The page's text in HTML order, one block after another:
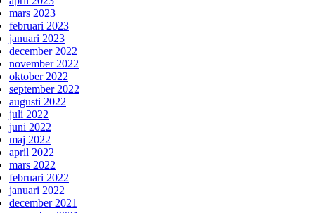
mars 2023
februari 2023
januari 2023
december 2022
november 2022
oktober 2022
september 2022
augusti 2022
juli 2022
juni 2022
maj 2022
april 2022
mars 2022
februari 2022
januari 2022
december 2021